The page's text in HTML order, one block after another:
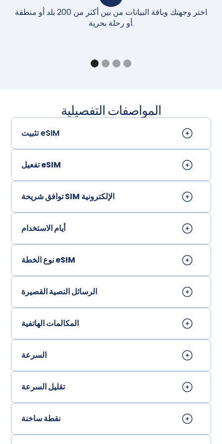
اختر وجهتك وباقة البيانات من بين أكثر من 200 بلد أو منطقة
أو رحلة بحرية.
المواصفات التفصيلية
تثبيت eSIM
تفعيل eSIM
توافق شريحة SIM الإلكترونية
أيام الاستخدام
نوع الخطة eSIM
الرسائل النصية القصيرة
المكالمات الهاتفية
السرعة
تقليل السرعة
نقطة ساخنة